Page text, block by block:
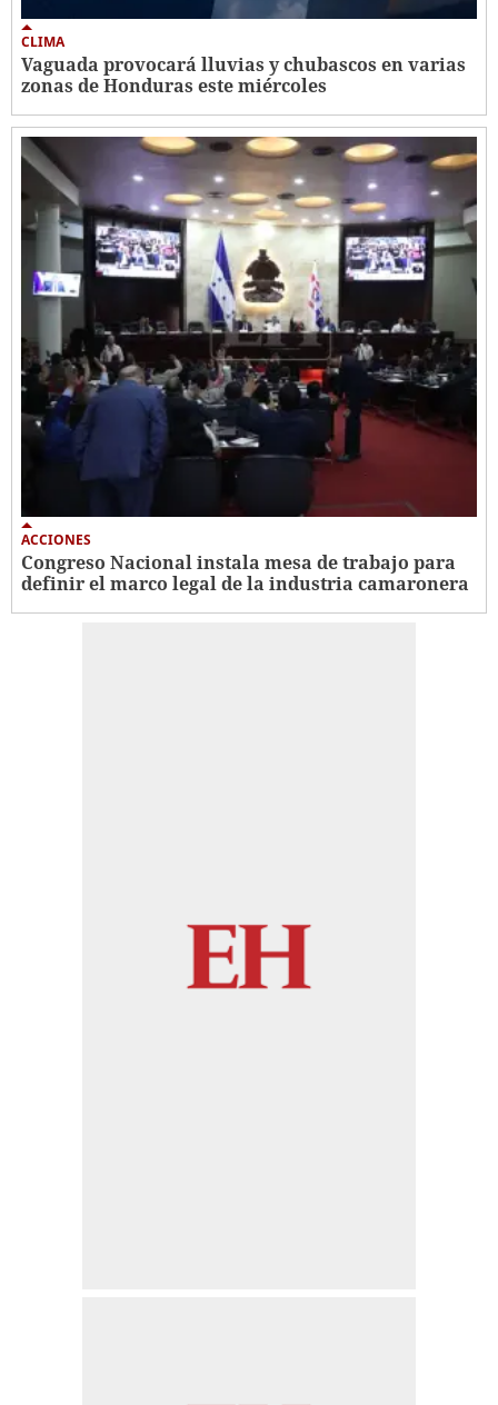
CLIMA
Vaguada provocará lluvias y chubascos en varias
zonas de Honduras este miércoles
ACCIONES
Congreso Nacional instala mesa de trabajo para
definir el marco legal de la industria camaronera